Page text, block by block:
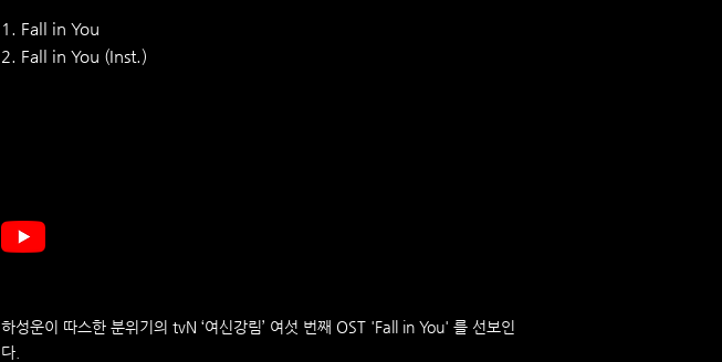
1. Fall in You
2. Fall in You (Inst.)
하성운이 따스한 분위기의 tvN ‘여신강림’ 여섯 번째 OST 'Fall in You' 를 선보인
다.